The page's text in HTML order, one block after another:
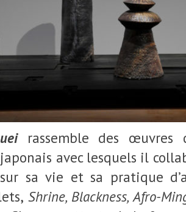
rassemble des œuvres
japonais avec lesquels il
sa vie et sa pratique
Shrine, Blackness, Afro-